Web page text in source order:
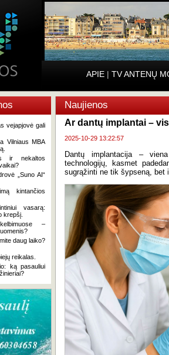
APIE | TV ANTENŲ
vejapjovė gali
Vilniaus MBA
ir nekaltos
„Suno AI“
kintančios
vasarą:
krepšį.
–
daug laiko?
reikalas.
ką pasauliui
Naujienos
Ar dantų implantai –
2025-10-29 13:22:57
Dantų implantacija –
technologijų, kasmet
sugrąžinti ne tik šypseną, bet